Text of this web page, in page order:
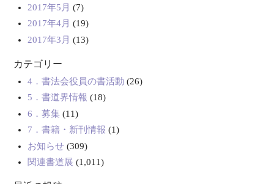
2017年5月 (7)
2017年4月 (19)
2017年3月 (13)
カテゴリー
4．書法会役員の書活動 (26)
5．書道界情報 (18)
6．募集(11)
7．書籍・新刊情報 (1)
お知らせ(309)
関連書道展 (1,011)